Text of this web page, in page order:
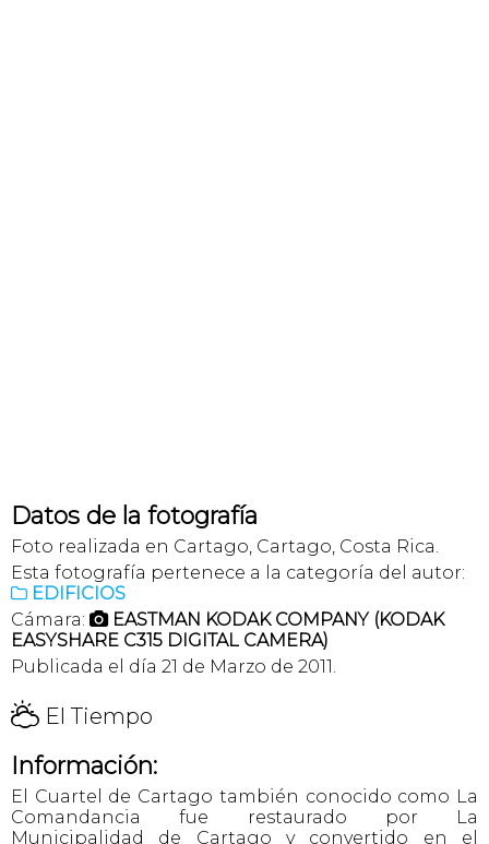
Datos de la fotografía
Foto realizada en Cartago, Cartago, Costa Rica.
Esta fotografía pertenece a la categoría del autor:
 EDIFICIOS
Cámara:  EASTMAN KODAK COMPANY (KODAK
EASYSHARE C315 DIGITAL CAMERA)
Publicada el día 21 de Marzo de 2011.
H El Tiempo
Información:
El Cuartel de Cartago también conocido como La
Comandancia fue restaurado por La
Municipalidad de Cartago y convertido en el